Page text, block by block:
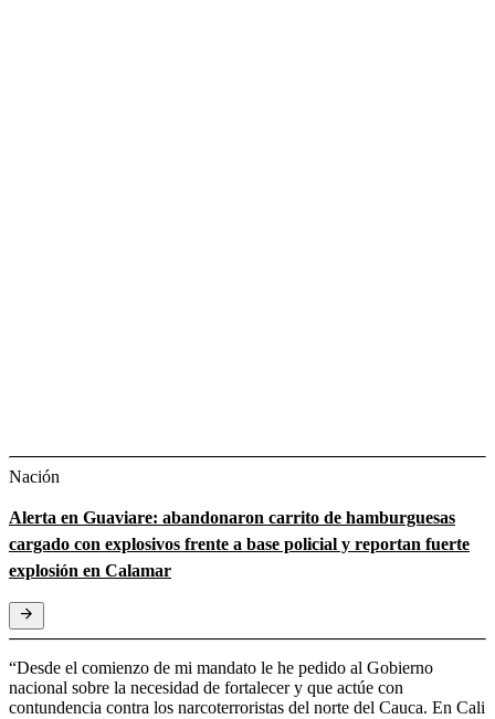
Nación
Alerta en Guaviare: abandonaron carrito de hamburguesas
cargado con explosivos frente a base policial y reportan fuerte
explosión en Calamar
“Desde el comienzo de mi mandato le he pedido al Gobierno
nacional sobre la necesidad de fortalecer y que actúe con
contundencia contra los narcoterroristas del norte del Cauca. En Cali